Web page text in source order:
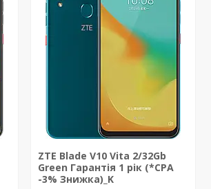
ZTE Blade V10 Vita 2/32Gb
Green Гарантія 1 рік (*CPA
-3% Знижка)_K